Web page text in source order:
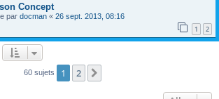
Concept
par docman « 26 sept. 2013, 08:16
1 2
60 sujets 1 2